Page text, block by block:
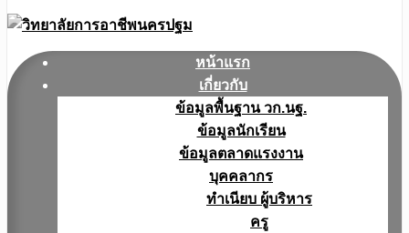
หน้าแรก
เกี่ยวกับ
ข้อมูลพื้นฐาน วก.นฐ.
ข้อมูลนักเรียน
ข้อมูลตลาดแรงงาน
บุคคลากร
ทำเนียบ ผู้บริหาร
ครู